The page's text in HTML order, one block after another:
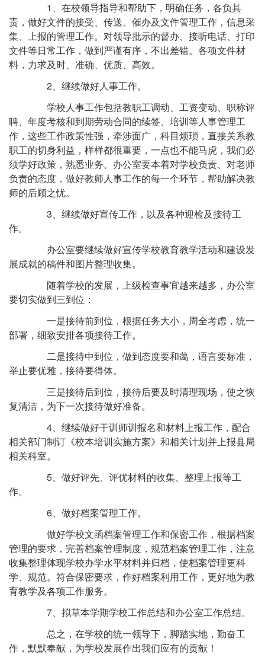
1、在校领导指导和帮助下，明确任务，各负其
责，做好文件的接受、传送、催办及文件管理工作，信息采
集、上报的管理工作。对领导批示的督办、接听电话、打印
文件等日常工作，做到严谨有序，不出差错。各项文件材
料，力求及时、准确、优质、高效。
2、继续做好人事工作。
学校人事工作包括教职工调动、工资变动、职称评
聘、年度考核和到期劳动合同的续签、培训等人事管理工
作，这些工作政策性强，牵涉面广，科目烦琐，直接关系教
职工的切身利益，样样都很重要，一点也不能马虎，我们必
须学好政策，熟悉业务。办公室要本着对学校负责、对老师
负责的态度，做好教师人事工作的每一个环节，帮助解决教
师的后顾之忧。
3、继续做好宣传工作，以及各种迎检及接待工
作。
办公室要继续做好宣传学校教育教学活动和建设发
展成就的稿件和图片整理收集。
随着学校的发展，上级检查事宜越来越多，办公室
要切实做到三到位：
一是接待前到位，根据任务大小，周全考虑，统一
部署，细致安排各项接待工作。
二是接待中到位，做到态度要和蔼，语言要标准，
举止要优雅，接待要得体。
三是接待后到位，接待后要及时清理现场，使之恢
复清洁，为下一次接待做好准备。
4、继续做好干训师训报名和材料上报工作，配合
相关部门制订《校本培训实施方案》和相关计划并上报县局
相关科室。
5、做好评先、评优材料的收集、整理上报等工
作。
6、做好档案管理工作。
做好学校文函档案管理工作和保密工作，根据档案
管理的要求，完善档案管理制度，规范档案管理工作，注意
收集整理体现学校办学水平材料并归档，使档案管理更科
学、规范。符合保密要求，作好档案利用工作，更好地为教
育教学及各项工作服务。
7、拟草本学期学校工作总结和办公室工作总结。
总之，在学校的统一领导下，脚踏实地，勤奋工
作，默默奉献，为学校发展作出我们应有的贡献！